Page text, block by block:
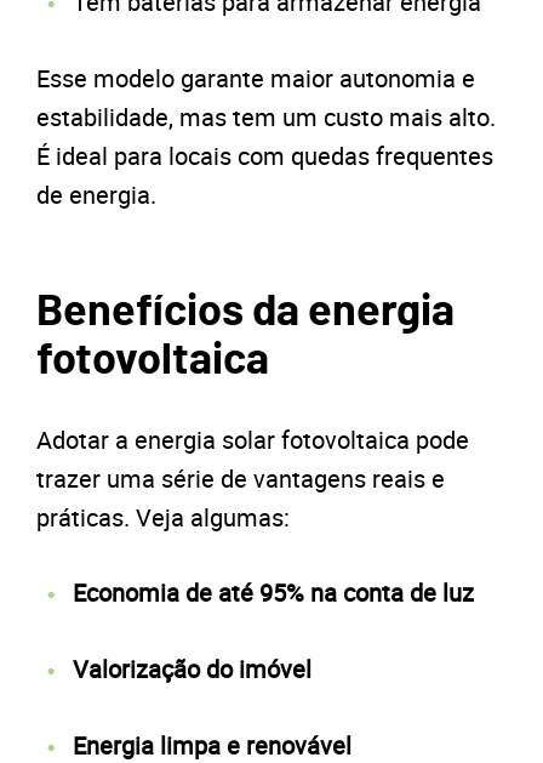
Esse modelo garante maior autonomia e
estabilidade, mas tem um custo mais alto.
É ideal para locais com quedas frequentes
de energia.
Benefícios da energia
fotovoltaica
Adotar a energia solar fotovoltaica pode
trazer uma série de vantagens reais e
práticas. Veja algumas:
Economia de até 95% na conta de luz
Valorização do imóvel
Energia limpa e renovável